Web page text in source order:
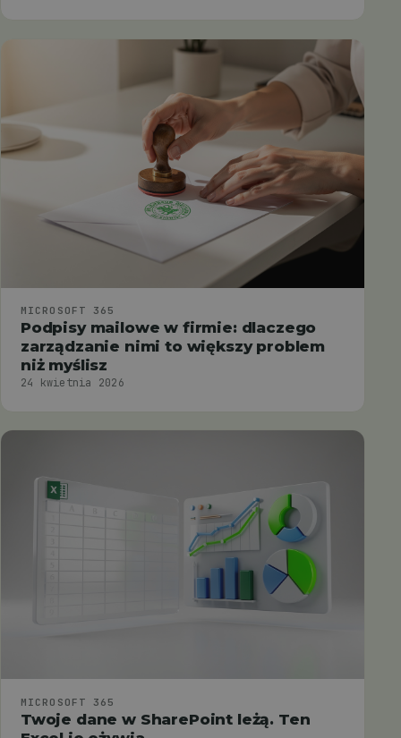
MICROSOFT 365
Podpisy mailowe w firmie: dlaczego
zarządzanie nimi to większy problem
niż myślisz
24 kwietnia 2026
MICROSOFT 365
Twoje dane w SharePoint leżą. Ten